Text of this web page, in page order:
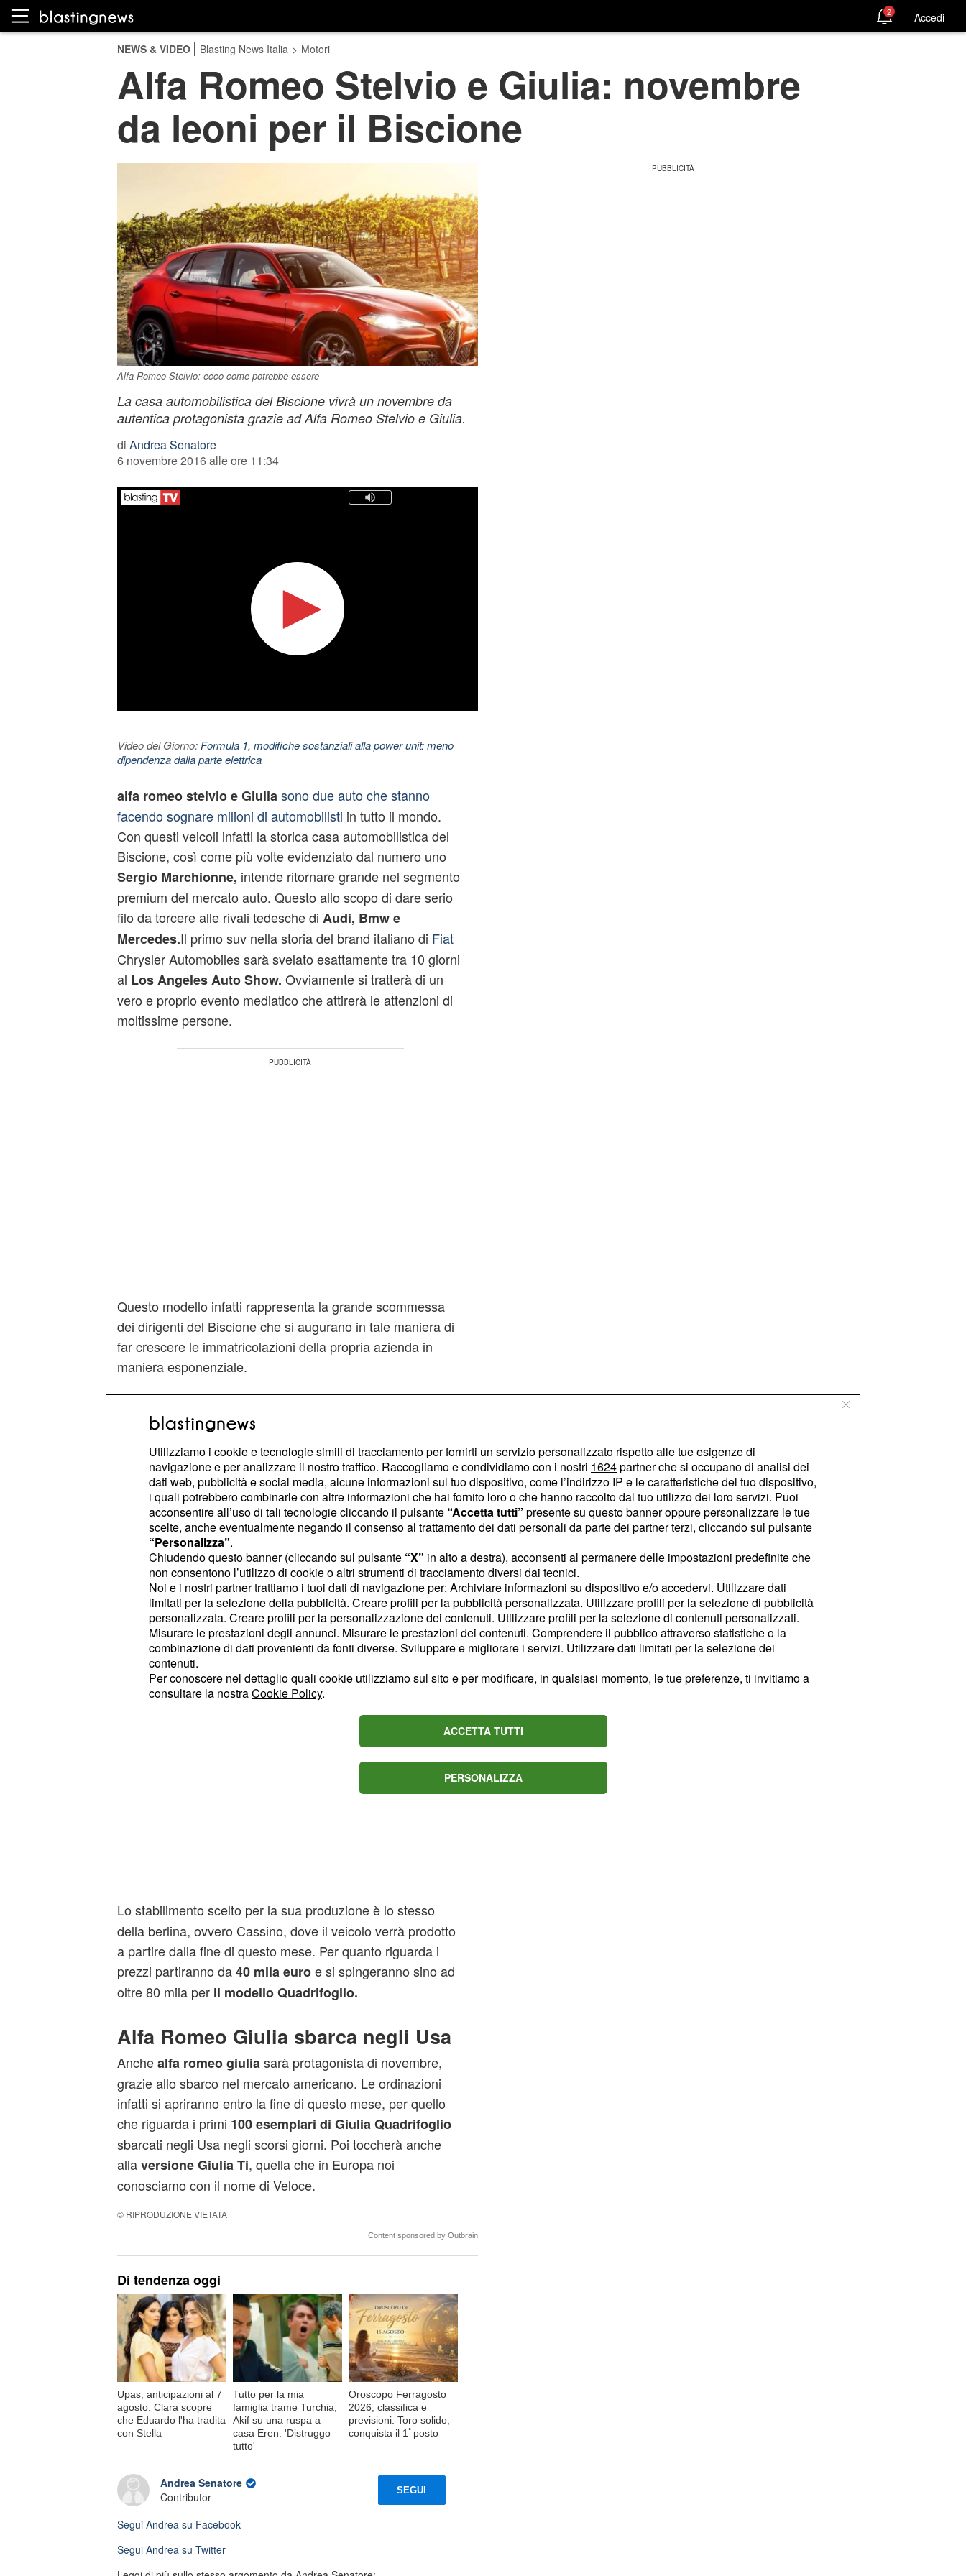
2 Accedi
NEWS & VIDEO Blasting News Italia > Motori
Alfa Romeo Stelvio e Giulia: novembre
da leoni per il Biscione
Alfa Romeo Stelvio: ecco come potrebbe essere
La casa automobilistica del Biscione vivrà un novembre da
autentica protagonista grazie ad Alfa Romeo Stelvio e Giulia.
di Andrea Senatore
6 novembre 2016 alle ore 11:34
Video del Giorno: Formula 1, modifiche sostanziali alla power unit: meno
dipendenza dalla parte elettrica
alfa romeo stelvioe Giulia sono due auto che stanno
facendo sognare milioni di automobilisti in tutto il mondo.
Con questi veicoli infatti la storica casa automobilistica del
Biscione, così come più volte evidenziato dal numero uno
Sergio Marchionne, intende ritornare grande nel segmento
premium del mercato auto. Questo allo scopo di dare serio
filo da torcere alle rivali tedesche di Audi, Bmw e
Mercedes.Il primo suv nella storia del brand italiano di Fiat
Chrysler Automobiles sarà svelato esattamente tra 10 giorni
al Los Angeles Auto Show. Ovviamente si tratterà di un
vero e proprio evento mediatico che attirerà le attenzioni di
moltissime persone.
Questo modello infatti rappresenta la grande scommessa
dei dirigenti del Biscione che si augurano in tale maniera di
far crescere le immatricolazioni della propria azienda in
maniera esponenziale.
Lo Stelvio primo suv della gloriosa
casa del Biscione
Alfa Romeo Stelvionascerà dalla stessa piattaforma
modulare di Giulia, con la berlina di segmento 'D' il suv avrà
molto in comune a livello estetico, come hanno mostrato
alcune foto spia apparse di recente, che lasciano pochi
dubbi su quello che sarà il suo aspetto definitivo. Anche i
motori saranno gli stessi della gamma di Giulia a cominciare
V6 2,9 litri da 510 cavallidel modello top di gamma,
Quadrifoglio, che tenterà il record di categoria nel circuito
del Nurburgring.
Lo stabilimento scelto per la sua produzione è lo stesso
della berlina, ovvero Cassino, dove il veicolo verrà prodotto
a partire dalla fine di questo mese. Per quanto riguarda i
prezzi partiranno da40 mila euroe si spingeranno sino ad
oltre 80 mila peril modello Quadrifoglio.
Alfa Romeo Giulia sbarca negli Usa
Anchealfa romeo giulia sarà protagonista di novembre,
grazie allo sbarco nel mercato americano. Le ordinazioni
infatti si apriranno entro la fine di questo mese, per quello
che riguarda i primi 100 esemplari di Giulia Quadrifoglio
sbarcati negli Usa negli scorsi giorni. Poi toccherà anche
allaversione Giulia Ti, quella che in Europa noi
conosciamo con il nome di Veloce.
© RIPRODUZIONE VIETATA
Content sponsored by Outbrain
Di tendenza oggi
Upas, anticipazioni al 7
agosto: Clara scopre
che Eduardo l'ha tradita
con Stella
Tutto per la mia
famiglia trame Turchia,
Akif su una ruspa a
casa Eren: 'Distruggo
tutto'
Oroscopo Ferragosto
2026, classifica e
previsioni: Toro solido,
conquista il 1ﾟposto
Andrea Senatore
Contributor
SEGUI
Segui Andrea su Facebook
Segui Andrea su Twitter
Utilizziamo i cookie e tecnologie simili di tracciamento per fornirti un servizio personalizzato rispetto alle tue esigenze di
navigazione e per analizzare il nostro traffico. Raccogliamo e condividiamo con i nostri 1624partner che si occupano di analisi dei
dati web, pubblicità e social media, alcune informazioni sul tuo dispositivo, come l’indirizzo IP e le caratteristiche del tuo dispositivo,
i quali potrebbero combinarle con altre informazioni che hai fornito loro o che hanno raccolto dal tuo utilizzo dei loro servizi. Puoi
acconsentire all’uso di tali tecnologie cliccando il pulsante “Accetta tutti” presente su questo banner oppure personalizzare le tue
scelte, anche eventualmente negando il consenso al trattamento dei dati personali da parte dei partner terzi, cliccando sul pulsante
“Personalizza”.
Chiudendo questo banner (cliccando sul pulsante “X” in alto a destra), acconsenti al permanere delle impostazioni predefinite che
non consentono l’utilizzo di cookie o altri strumenti di tracciamento diversi dai tecnici.
Noi e i nostri partner trattiamo i tuoi dati di navigazione per: Archiviare informazioni su dispositivo e/o accedervi. Utilizzare dati
limitati per la selezione della pubblicità. Creare profili per la pubblicità personalizzata. Utilizzare profili per la selezione di pubblicità
personalizzata. Creare profili per la personalizzazione dei contenuti. Utilizzare profili per la selezione di contenuti personalizzati.
Misurare le prestazioni degli annunci. Misurare le prestazioni dei contenuti. Comprendere il pubblico attraverso statistiche o la
combinazione di dati provenienti da fonti diverse. Sviluppare e migliorare i servizi. Utilizzare dati limitati per la selezione dei
contenuti.
Per conoscere nel dettaglio quali cookie utilizziamo sul sito e per modificare, in qualsiasi momento, le tue preferenze, ti invitiamo a
consultare la nostraCookie Policy.
ACCETTA TUTTI
PERSONALIZZA